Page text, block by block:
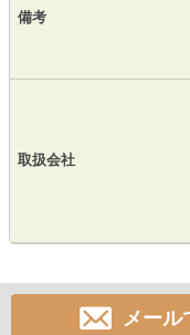
備考
取扱会社
メール